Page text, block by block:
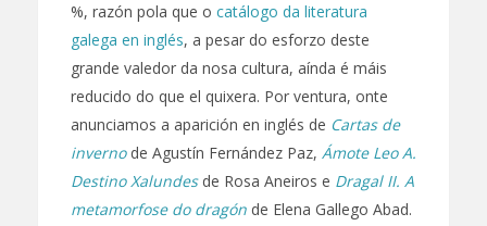
%, razón pola que o catálogo da literatura
galega en inglés, a pesar do esforzo deste
grande valedor da nosa cultura, aínda é máis
reducido do que el quixera. Por ventura, onte
anunciamos a aparición en inglés de Cartas de
invernode Agustín Fernández Paz, Ámote Leo A.
Destino Xalundesde Rosa Aneiros e Dragal II. A
metamorfose do dragónde Elena Gallego Abad.